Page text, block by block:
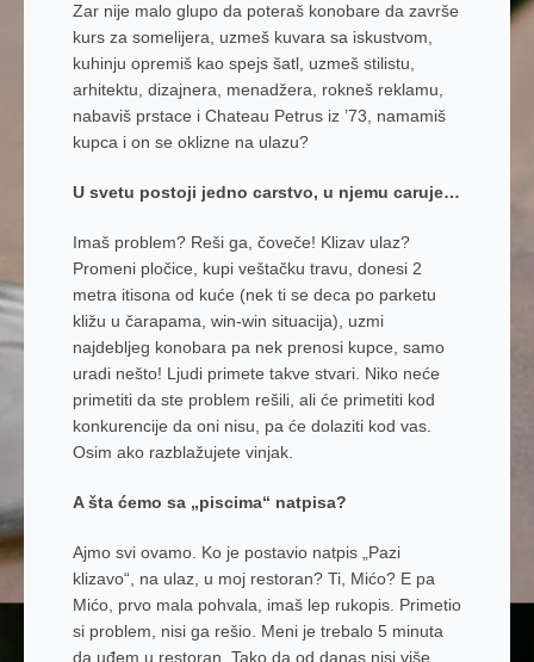
Zar nije malo glupo da poteraš konobare da završe
kurs za somelijera, uzmeš kuvara sa iskustvom,
kuhinju opremiš kao spejs šatl, uzmeš stilistu,
arhitektu, dizajnera, menadžera, rokneš reklamu,
nabaviš prstace i Chateau Petrus iz ’73, namamiš
kupca i on se oklizne na ulazu?
U svetu postoji jedno carstvo, u njemu caruje…
Imaš problem? Reši ga, čoveče! Klizav ulaz?
Promeni pločice, kupi veštačku travu, donesi 2
metra itisona od kuće (nek ti se deca po parketu
kližu u čarapama, win-win situacija), uzmi
najdebljeg konobara pa nek prenosi kupce, samo
uradi nešto! Ljudi primete takve stvari. Niko neće
primetiti da ste problem rešili, ali će primetiti kod
konkurencije da oni nisu, pa će dolaziti kod vas.
Osim ako razblažujete vinjak.
A šta ćemo sa „piscima“ natpisa?
Ajmo svi ovamo. Ko je postavio natpis „Pazi
klizavo“, na ulaz, u moj restoran? Ti, Mićo? E pa
Mićo, prvo mala pohvala, imaš lep rukopis. Primetio
si problem, nisi ga rešio. Meni je trebalo 5 minuta
da uđem u restoran. Tako da od danas nisi više